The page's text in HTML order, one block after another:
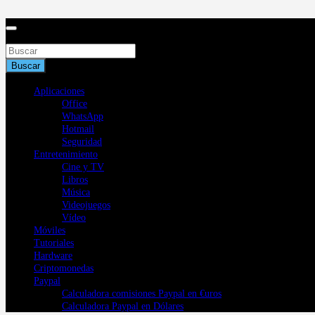
al
Buscar
Aplicaciones
Office
WhatsApp
Hotmail
Seguridad
Entretenimiento
Cine y TV
Libros
Música
Videojuegos
Vídeo
Móviles
Tutoriales
Hardware
Criptomonedas
Paypal
Calculadora comisiones Paypal en €uros
Calculadora Paypal en Dólares